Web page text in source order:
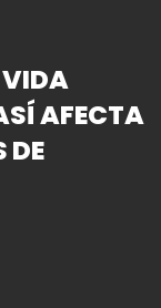
VIDA
AFECTA
DE